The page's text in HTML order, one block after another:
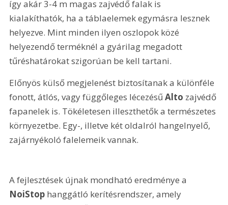
így akár 3-4 m magas zajvédő falak is
kialakíthatók, ha a táblaelemek egymásra lesznek
helyezve. Mint minden ilyen oszlopok közé
helyezendő terméknél a gyárilag megadott
tűréshatárokat szigorúan be kell tartani.
Előnyös külső megjelenést biztosítanak a különféle
fonott, átlós, vagy függőleges lécezésű Alto zajvédő
fapanelek is. Tökéletesen illeszthetők a természetes
környezetbe. Egy-, illetve két oldalról hangelnyelő,
zajárnyékoló falelemeik vannak.
A fejlesztések újnak mondható eredménye a
NoiStop hanggátló kerítésrendszer, amely